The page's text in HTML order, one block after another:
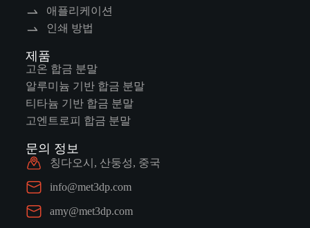
애플리케이션
인쇄 방법
제품
고온 합금 분말
알루미늄 기반 합금 분말
티타늄 기반 합금 분말
고엔트로피 합금 분말
문의 정보
칭다오시, 산둥성, 중국
info@met3dp.com
amy@met3dp.com